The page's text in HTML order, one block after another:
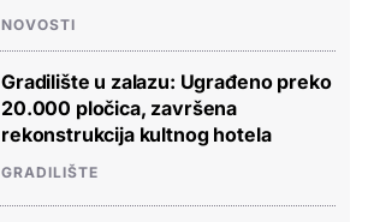
NOVOSTI
Gradilište u zalazu: Ugrađeno preko
20.000 pločica, završena
rekonstrukcija kultnog hotela
GRADILIŠTE